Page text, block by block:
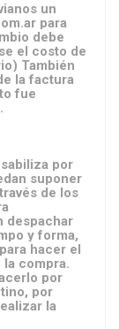
un
para
debe
el costo de
También
la factura
fue
por
suponer
de los
despachar
y forma,
hacer el
compra.
por
por
la